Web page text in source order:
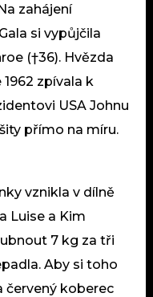
zahájení
si vypůjčila
(†36). Hvězda
zpívala k
USA Johnu
přímo na míru.
vznikla v dílně
Luise a Kim
7 kg za tři
Aby si toho
červený koberec